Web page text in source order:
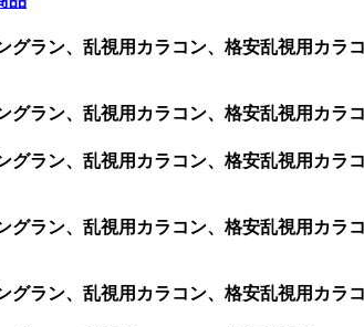
グラン、乱視用カラコン、格安乱視用カ
グラン、乱視用カラコン、格安乱視用カ
グラン、乱視用カラコン、格安乱視用カ
グラン、乱視用カラコン、格安乱視用カラ
グラン、乱視用カラコン、格安乱視用カ